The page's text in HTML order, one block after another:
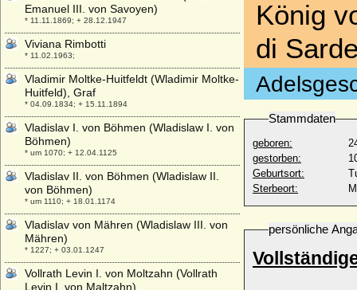
König
di
Stammdaten
geboren:
gestorben:
Geburtsort:
Sterbeort:
persönliche
Emanuel III. von Savoyen)
* 11.11.1869; + 28.12.1947
Viviana Rimbotti
* 11.02.1963;
Vladimir Moltke-Huitfeldt (Wladimir Moltke-
Huitfeld), Graf
* 04.09.1834; + 15.11.1894
Vladislav I. von Böhmen (Wladislaw I. von
Böhmen)
* um 1070; + 12.04.1125
Vladislav II. von Böhmen (Wladislaw II.
von Böhmen)
* um 1110; + 18.01.1174
Vladislav von Mähren (Wladislaw III. von
Mähren)
* 1227; + 03.01.1247
Vollrath Levin I. von Moltzahn (Vollrath
Levin I. von Maltzahn)